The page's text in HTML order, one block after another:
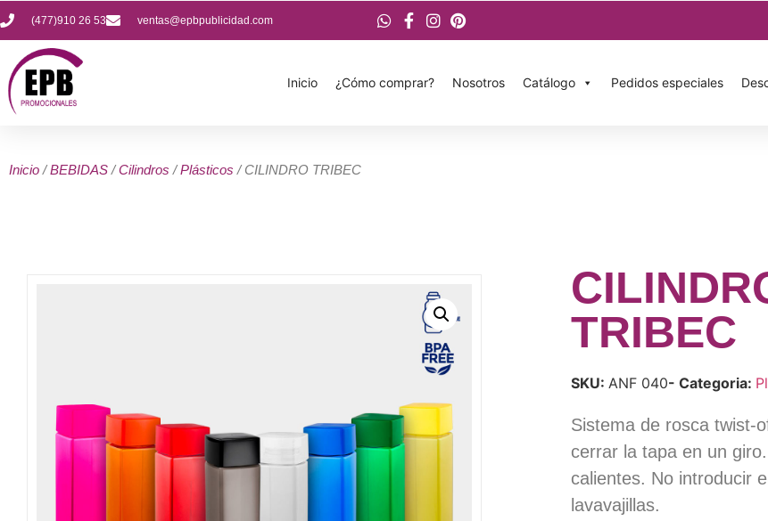
(477)910 26 53 ventas@epbpublicidad.com
Inicio ¿Cómo comprar? Nosotros Catálogo Pedidos especiales
Inicio /BEBIDAS /Cilindros /Plásticos / CILINDRO TRIBEC
TRIBEC
SKU: ANF 040- Categoria:
Sistema de rosca twist-
cerrar la tapa en un
calientes. No introducir
lavavajillas.